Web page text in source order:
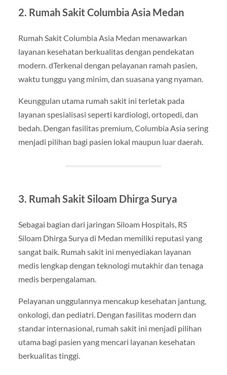
2. Rumah Sakit Columbia Asia Medan
Rumah Sakit Columbia Asia Medan menawarkan
layanan kesehatan berkualitas dengan pendekatan
modern. dTerkenal dengan pelayanan ramah pasien,
waktu tunggu yang minim, dan suasana yang nyaman.
Keunggulan utama rumah sakit ini terletak pada
layanan spesialisasi seperti kardiologi, ortopedi, dan
bedah. Dengan fasilitas premium, Columbia Asia sering
menjadi pilihan bagi pasien lokal maupun luar daerah.
3. Rumah Sakit Siloam Dhirga Surya
Sebagai bagian dari jaringan Siloam Hospitals, RS
Siloam Dhirga Surya di Medan memiliki reputasi yang
sangat baik. Rumah sakit ini menyediakan layanan
medis lengkap dengan teknologi mutakhir dan tenaga
medis berpengalaman.
Pelayanan unggulannya mencakup kesehatan jantung,
onkologi, dan pediatri. Dengan fasilitas modern dan
standar internasional, rumah sakit ini menjadi pilihan
utama bagi pasien yang mencari layanan kesehatan
berkualitas tinggi.